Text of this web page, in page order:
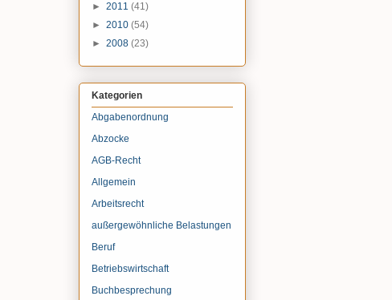
► 2011 (41)
► 2010 (54)
► 2008 (23)
Kategorien
Abgabenordnung
Abzocke
AGB-Recht
Allgemein
Arbeitsrecht
außergewöhnliche Belastungen
Beruf
Betriebswirtschaft
Buchbesprechung